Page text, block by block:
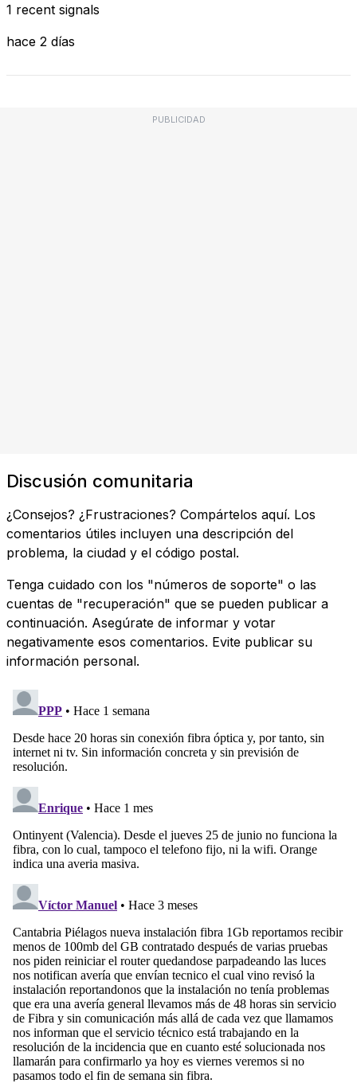
1 recent signals
hace 2 días
PUBLICIDAD
Discusión comunitaria
¿Consejos? ¿Frustraciones? Compártelos aquí. Los
comentarios útiles incluyen una descripción del
problema, la ciudad y el código postal.
Tenga cuidado con los "números de soporte" o las
cuentas de "recuperación" que se pueden publicar a
continuación. Asegúrate de informar y votar
negativamente esos comentarios. Evite publicar su
información personal.